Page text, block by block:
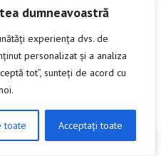
dumneavoastră
experiența dvs. de
personalizat și a analiza
tot”, sunteți de acord cu
toate Acceptați toate
DISCUTA